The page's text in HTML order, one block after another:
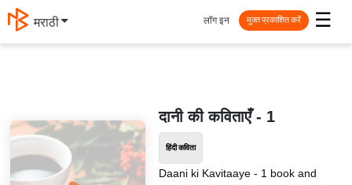
मराठी ☰
लॉग इन मुक्त प्रकाशित करें
दानी की कविताएँ - 1
हिंदी कविता
Daani ki Kavitaaye - 1 book and